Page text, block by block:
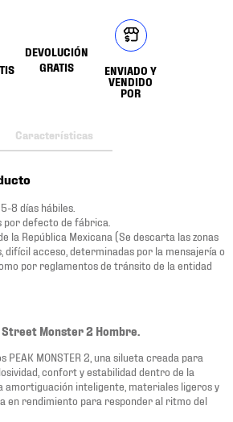
DEVOLUCIÓN
GRATIS
ENVIADO Y
VENDIDO
POR
Características
8 días hábiles.
por defecto de fábrica.
la República Mexicana (Se descarta las zonas
difícil acceso, determinadas por la mensajería o
por reglamentos de tránsito de la entidad
Monster 2 Hombre.
PEAK MONSTER 2, una silueta creada para
confort y estabilidad dentro de la
amortiguación inteligente, materiales ligeros y
en rendimiento para responder al ritmo del